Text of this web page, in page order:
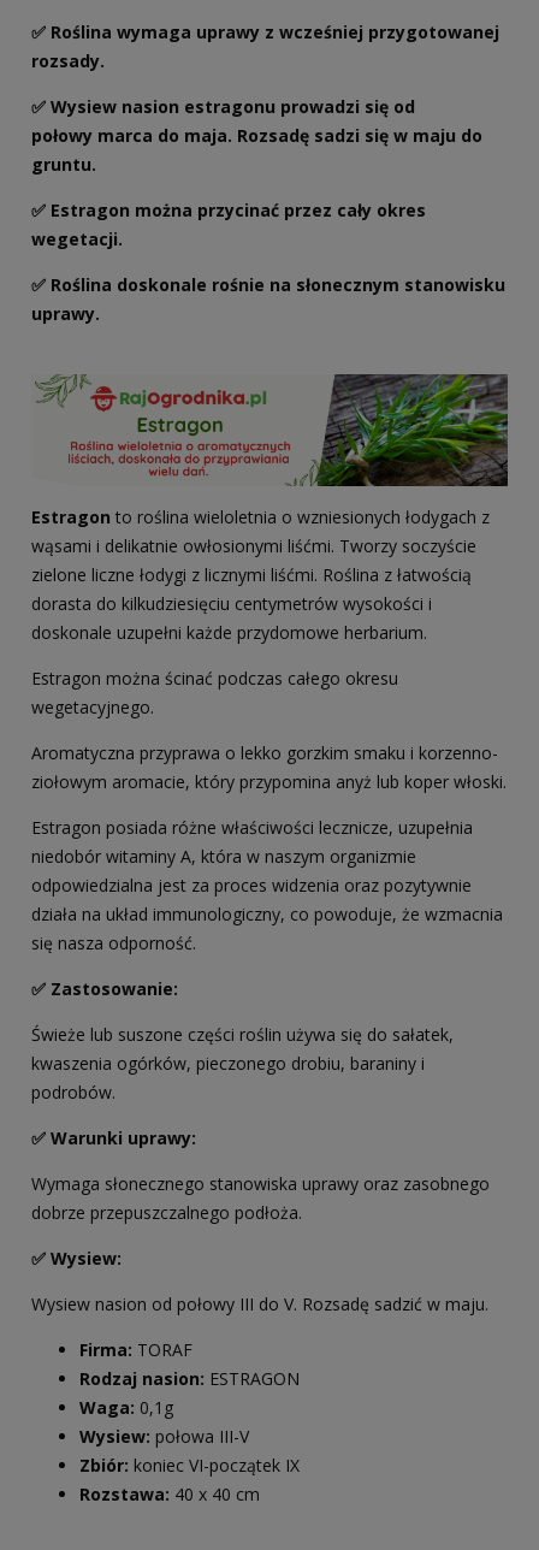
✅ Roślina wymaga uprawy z wcześniej przygotowanej
rozsady.
✅ Wysiew nasion estragonu prowadzi się od
połowy marca do maja. Rozsadę sadzi się w maju do
gruntu.
✅ Estragon można przycinać przez cały okres
wegetacji.
✅ Roślina doskonale rośnie na słonecznym stanowisku
uprawy.
Estragon to roślina wieloletnia o wzniesionych łodygach z
wąsami i delikatnie owłosionymi liśćmi. Tworzy soczyście
zielone liczne łodygi z licznymi liśćmi. Roślina z łatwością
dorasta do kilkudziesięciu centymetrów wysokości i
doskonale uzupełni każde przydomowe herbarium.
Estragon można ścinać podczas całego okresu
wegetacyjnego.
Aromatyczna przyprawa o lekko gorzkim smaku i korzenno-
ziołowym aromacie, który przypomina anyż lub koper włoski.
Estragon posiada różne właściwości lecznicze, uzupełnia
niedobór witaminy A, która w naszym organizmie
odpowiedzialna jest za proces widzenia oraz pozytywnie
działa na układ immunologiczny, co powoduje, że wzmacnia
się nasza odporność.
✅ Zastosowanie:
Świeże lub suszone części roślin używa się do sałatek,
kwaszenia ogórków, pieczonego drobiu, baraniny i
podrobów.
✅ Warunki uprawy:
Wymaga słonecznego stanowiska uprawy oraz zasobnego
dobrze przepuszczalnego podłoża.
✅ Wysiew:
Wysiew nasion od połowy III do V. Rozsadę sadzić w maju.
Firma: TORAF
Rodzaj nasion: ESTRAGON
Waga: 0,1g
Wysiew: połowa III-V
Zbiór: koniec VI-początek IX
Rozstawa: 40 x 40 cm